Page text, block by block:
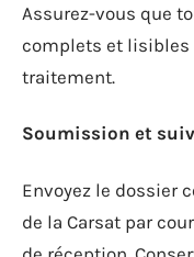
Assurez-vous que
complets et lisibles
traitement.
Soumission et
Envoyez le dossier
de la Carsat par